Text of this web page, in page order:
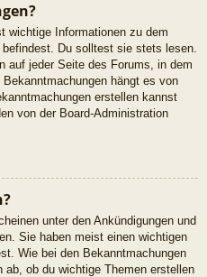
wichtige Informationen zu dem
Du solltest sie stets lesen.
auf jeder Seite des Forums, in dem
hängt es von
erstellen kannst
von der Board-Administration
unter den Ankündigungen und
Sie haben meist einen wichtigen
Wie bei den Bekanntmachungen
ab, ob du wichtige Themen erstellen